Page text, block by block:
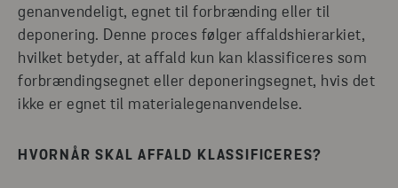
genanvendeligt, egnet til forbrænding eller til
deponering. Denne proces følger affaldshierarkiet,
hvilket betyder, at affald kun kan klassificeres som
forbrændingsegnet eller deponeringsegnet, hvis det
ikke er egnet til materialegenanvendelse.
HVORNÅR SKAL AFFALD KLASSIFICERES?